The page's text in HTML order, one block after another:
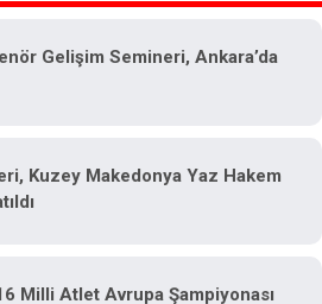
Gelişim Semineri, Ankara’da
Kuzey Makedonya Yaz Hakem
Milli Atlet Avrupa Şampiyonası